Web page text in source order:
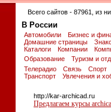
Всего сайтов - 87961, из
В России
Автомобили Бизнес и
Домашние страницы
Каталоги
Компании
Образование
Туризм и
Телерадио
Связь Спорт
Транспорт
Увлечения и
http://kar-archicad.ru
Предлагаем курсы